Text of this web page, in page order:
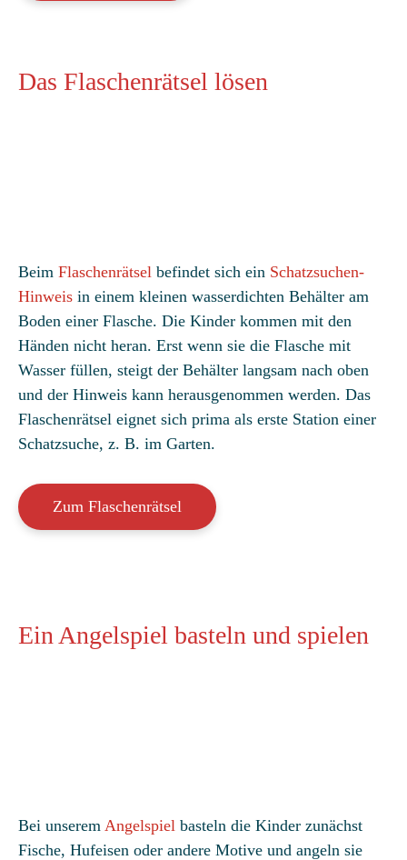
Das Flaschenrätsel lösen
Beim Flaschenrätsel befindet sich ein Schatzsuchen-
Hinweis in einem kleinen wasserdichten Behälter am
Boden einer Flasche. Die Kinder kommen mit den
Händen nicht heran. Erst wenn sie die Flasche mit
Wasser füllen, steigt der Behälter langsam nach oben
und der Hinweis kann herausgenommen werden. Das
Flaschenrätsel eignet sich prima als erste Station einer
Schatzsuche, z. B. im Garten.
Zum Flaschenrätsel
Ein Angelspiel basteln und spielen
Bei unserem Angelspiel basteln die Kinder zunächst
Fische, Hufeisen oder andere Motive und angeln sie